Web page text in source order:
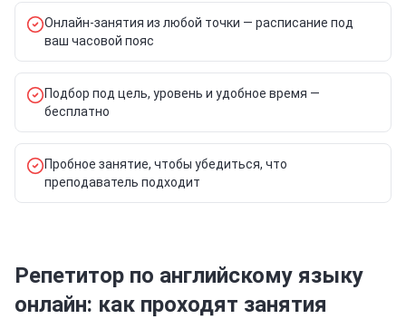
Онлайн-занятия из любой точки — расписание под
ваш часовой пояс
Подбор под цель, уровень и удобное время —
бесплатно
Пробное занятие, чтобы убедиться, что
преподаватель подходит
Репетитор по английскому языку
онлайн: как проходят занятия